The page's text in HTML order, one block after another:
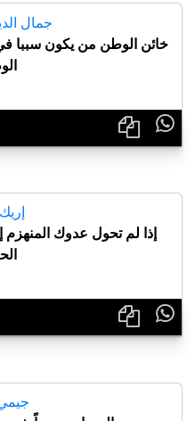
جمال
خائن الوطن من يكون سببا

إذا لم تحول عدوك
